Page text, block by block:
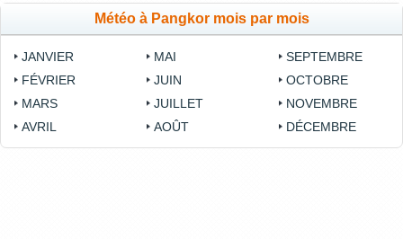
Météo à Pangkor mois par mois
JANVIER
FÉVRIER
MARS
AVRIL
MAI
JUIN
JUILLET
AOÛT
SEPTEMBRE
OCTOBRE
NOVEMBRE
DÉCEMBRE